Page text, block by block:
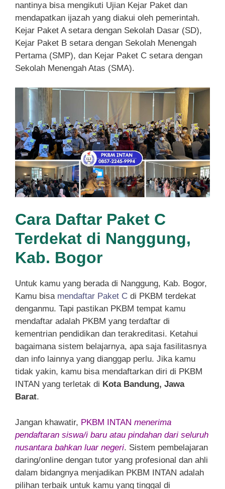
nantinya bisa mengikuti Ujian Kejar Paket dan
mendapatkan ijazah yang diakui oleh pemerintah.
Kejar Paket A setara dengan Sekolah Dasar (SD),
Kejar Paket B setara dengan Sekolah Menengah
Pertama (SMP), dan Kejar Paket C setara dengan
Sekolah Menengah Atas (SMA).
Cara Daftar Paket C
Terdekat di Nanggung,
Kab. Bogor
Untuk kamu yang berada di Nanggung, Kab. Bogor,
Kamu bisa mendaftar Paket C di PKBM terdekat
denganmu. Tapi pastikan PKBM tempat kamu
mendaftar adalah PKBM yang terdaftar di
kementrian pendidikan dan terakreditasi. Ketahui
bagaimana sistem belajarnya, apa saja fasilitasnya
dan info lainnya yang dianggap perlu. Jika kamu
tidak yakin, kamu bisa mendaftarkan diri di PKBM
INTAN yang terletak di Kota Bandung, Jawa
Barat.
Jangan khawatir, PKBM INTAN menerima
pendaftaran siswa/i baru atau pindahan dari seluruh
nusantara bahkan luar negeri. Sistem pembelajaran
daring/online dengan tutor yang profesional dan ahli
dalam bidangnya menjadikan PKBM INTAN adalah
pilihan terbaik untuk kamu yang tinggal di